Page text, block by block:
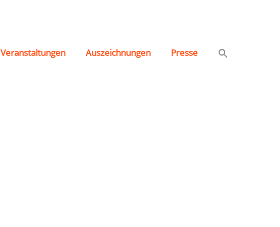
Veranstaltungen Auszeichnungen Presse